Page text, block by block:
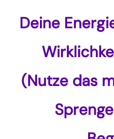
Deine
(Nutze das